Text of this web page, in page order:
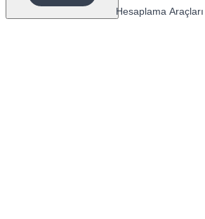
Hesaplama Araçları